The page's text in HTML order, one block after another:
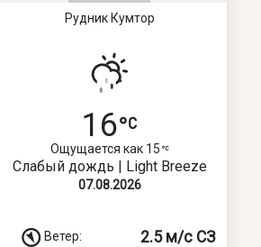
Рудник Кумтор
16
Ощущается как 15
Слабый дождь | Light Breeze
07.08.2026
Ветер: 2.5 м/с СЗ